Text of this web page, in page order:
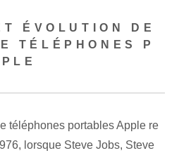
ÉVOLUTION DE
TÉLÉPHONES P
téléphones portables Apple re
lorsque Steve Jobs, Steve